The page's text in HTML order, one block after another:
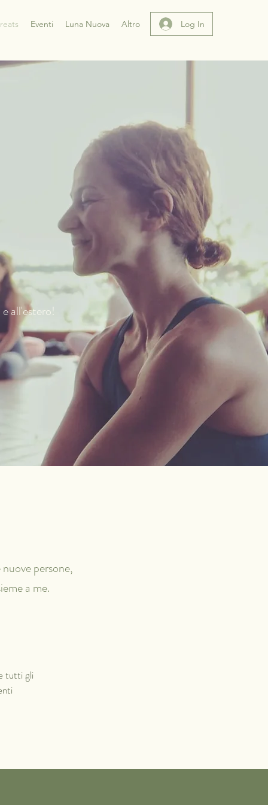
Eventi Luna Nuova Altro Log In
all'estero!
persone,
a me.
tutti gli